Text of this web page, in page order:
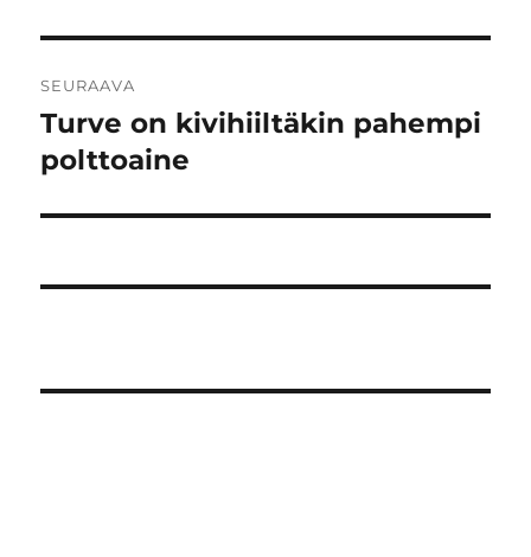
SEURAAVA
Seuraava
artikkeli:
Turve on kivihiiltäkin pahempi
polttoaine